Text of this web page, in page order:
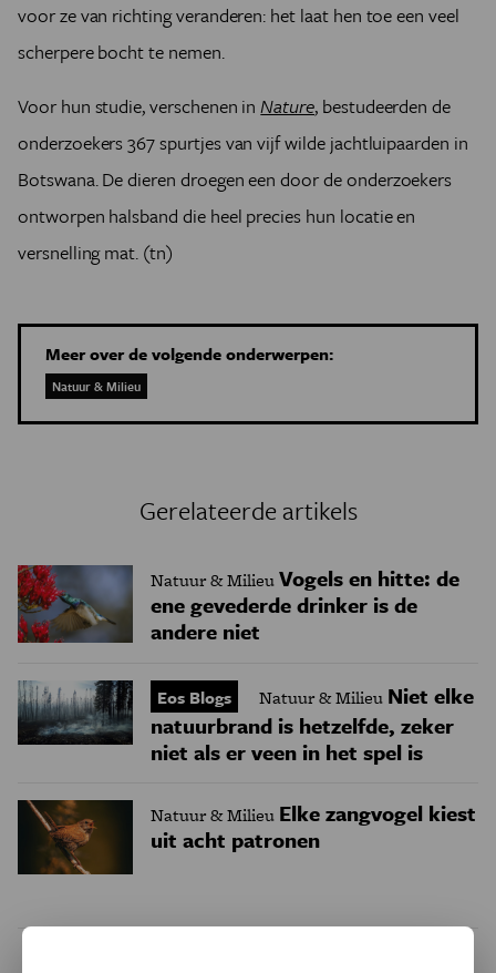
voor ze van richting veranderen: het laat hen toe een veel
scherpere bocht te nemen.
Voor hun studie, verschenen inNature, bestudeerden de
onderzoekers 367 spurtjes van vijf wilde jachtluipaarden in
Botswana. De dieren droegen een door de onderzoekers
ontworpen halsband die heel precies hun locatie en
versnelling mat. (tn)
Meer over de volgende onderwerpen:
Natuur & Milieu
Gerelateerde artikels
Natuur & MilieuVogels en hitte: de
ene gevederde drinker is de
andere niet
Eos Blogs Natuur & Milieu Niet elke
natuurbrand is hetzelfde, zeker
niet als er veen in het spel is
Natuur & Milieu Elke zangvogel kiest
uit acht patronen